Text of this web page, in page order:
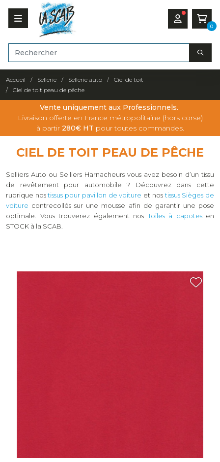
0
Accueil Sellerie Sellerie auto
Ciel de toit
Ciel de toit peau de pêche
Vente uniquement aux Professionnels.
Livraison offerte en France métropolitaine (hors corse)
à partir 280€ HT pour toutes commandes.
CIEL DE TOIT PEAU DE PÊCHE
Selliers Auto ou Selliers Harnacheurs vous avez besoin d’un tissu
de revêtement pour automobile ? Découvrez dans cette
rubrique nostissus pour pavillon de voiture et nos tissus Sièges de
voiture contrecollés sur une mousse afin de garantir une pose
optimale. Vous trouverez également nosToiles à capotesen
STOCK à la SCAB.